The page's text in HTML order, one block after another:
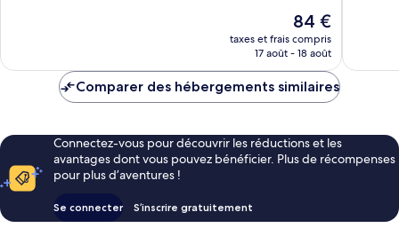
Le
nouveau
prix
de
84 €
taxes et frais compris
17 août - 18 août
Comparer des hébergements similaires
Connectez-vous pour découvrir les réductions et les
avantages dont vous pouvez bénéficier. Plus de récompenses
pour plus d’aventures !
Se connecter S’inscrire gratuitement